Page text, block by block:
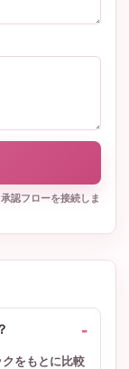
認フローを接続しま
をもとに比較